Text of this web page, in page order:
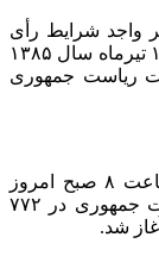
یک میلیون و ۶۴۰ هزار نفر واجد شرایط رأی
دهی هستند و بر اساس قانون تمامی متولدین ۱۵ تیرماه سال ۱۳۸۵
ریاست جمهوری
به گزارش خبرگزاری تسنیم از زنجان، ، از ساعت ۸ صبح امروز
رای‌گیری دومین دور چهاردمین انتخابات ریاست جمهوری در ۷۷۲